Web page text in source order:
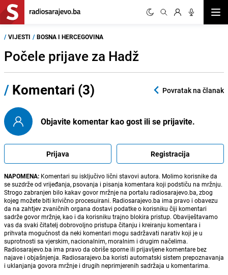
/ VIJESTI / BOSNA I HERCEGOVINA
Počele prijave za Hadž
/ Komentari (3) Povratak na članak
Objavite komentar kao gost ili se prijavite.
Prijava Registracija
NAPOMENA: Komentari su isključivo lični stavovi autora. Molimo korisnike da
se suzdrže od vrijeđanja, psovanja i pisanja komentara koji podstiču na mržnju.
Strogo zabranjen bilo kakav govor mržnje na portalu radiosarajevo.ba, zbog
kojeg možete biti krivično procesuirani. Radiosarajevo.ba ima pravo i obavezu
da na zahtjev zvaničnih organa dostavi podatke o korisniku čiji komentari
sadrže govor mržnje, kao i da korisniku trajno blokira pristup. Obaviještavamo
vas da svaki čitatelj dobrovoljno pristupa čitanju i kreiranju komentara i
prihvata mogućnost da neki komentari mogu sadržavati narativ koji je u
suprotnosti sa vjerskim, nacionalnim, moralnim i drugim načelima.
Radiosarajevo.ba ima pravo da obriše sporne ili prijavljene komentare bez
najave i objašnjenja. Radiosarajevo.ba koristi automatski sistem prepoznavanja
i uklanjanja govora mržnje i drugih neprimjerenih sadržaja u komentarima.